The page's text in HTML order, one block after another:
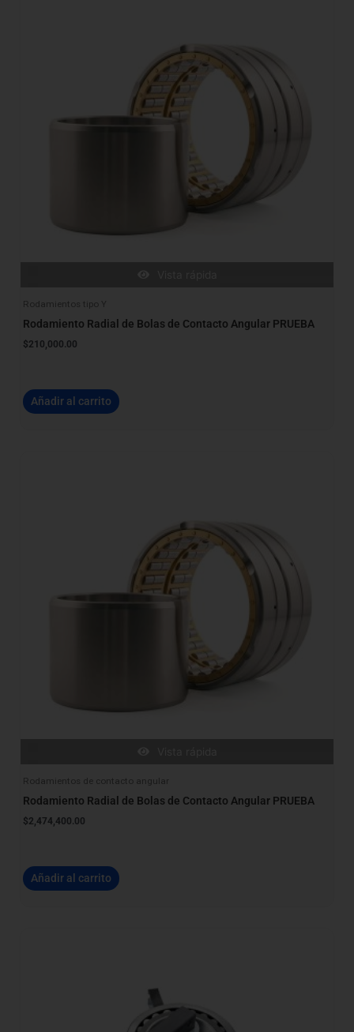
Rodamientos tipo Y
Rodamiento Radial de Bolas de Contacto Angular PRUEBA
$210,000.00
Añadir al carrito
Rodamientos de contacto angular
Rodamiento Radial de Bolas de Contacto Angular PRUEBA
$2,474,400.00
Añadir al carrito